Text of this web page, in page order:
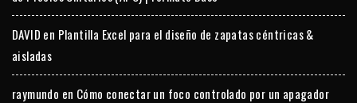
DAVID en Plantilla Excel para el diseño de zapatas céntricas &
aisladas
raymundo en Cómo conectar un foco controlado por un apagador